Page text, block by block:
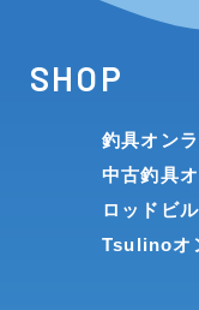
SHOP
釣具オン
中古釣具
ロッドビ
Tsulinoオ